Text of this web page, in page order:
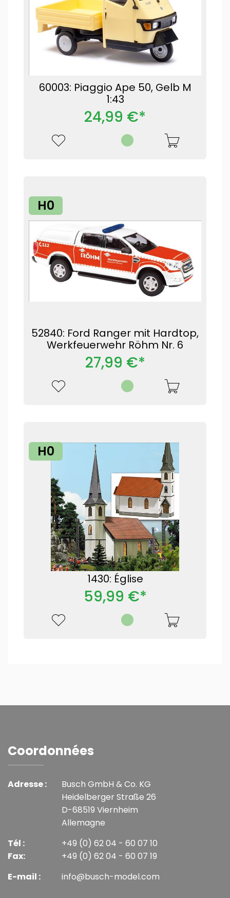
60003: Piaggio Ape 50, Gelb M
1:43
24,99 €*
H0
52840: Ford Ranger mit Hardtop,
Werkfeuerwehr Röhm Nr. 6
27,99 €*
H0
1430: Église
59,99 €*
Coordonnées
Adresse :
Busch GmbH & Co. KG
Heidelberger Straße 26
D-68519 Viernheim
Allemagne
Tél :
Fax:
+49 (0) 62 04 - 60 07 10
+49 (0) 62 04 - 60 07 19
E-mail :
info@busch-model.com